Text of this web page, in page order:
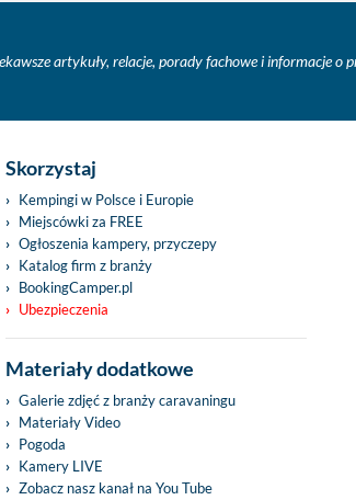
artykuły, relacje, porady fachowe i informacje o
Skorzystaj
Kempingi w Polsce i Europie
Miejscówki za FREE
Ogłoszenia kampery, przyczepy
Katalog firm z branży
BookingCamper.pl
Ubezpieczenia
Materiały dodatkowe
Galerie zdjęć z branży caravaningu
Materiały Video
Pogoda
Kamery LIVE
Zobacz nasz kanał na You Tube